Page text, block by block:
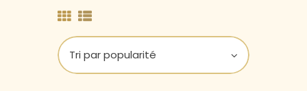
BOUTIQUE
PANIER